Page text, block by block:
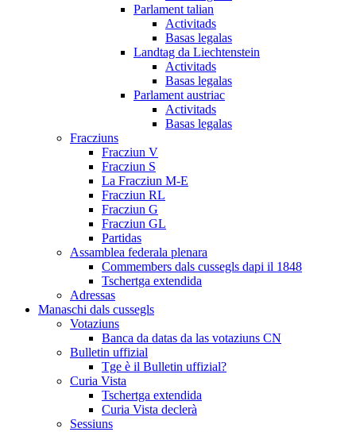
Parlament talian
Activitads
Basas legalas
Landtag da Liechtenstein
Activitads
Basas legalas
Parlament austriac
Activitads
Basas legalas
Fracziuns
Fracziun V
Fracziun S
La Fracziun M-E
Fracziun RL
Fracziun G
Fracziun GL
Partidas
Assamblea federala plenara
Commembers dals cussegls dapi il 1848
Tschertga extendida
Adressas
Manaschi dals cussegls
Votaziuns
Banca da datas da las votaziuns CN
Bulletin uffizial
Tge è il Bulletin uffizial?
Curia Vista
Tschertga extendida
Curia Vista declerà
Sessiuns